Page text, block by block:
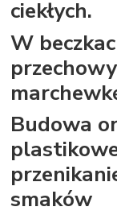
ciekłych.
W
Budowa
smaków